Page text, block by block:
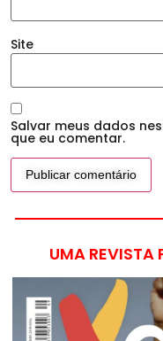
Site
Salvar meus dados
que eu comentar.
UMA REVISTA